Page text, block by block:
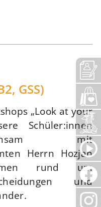
GSS)
„Look at your
Schüler:innen
mit
Herrn Hozjan
rund um
und